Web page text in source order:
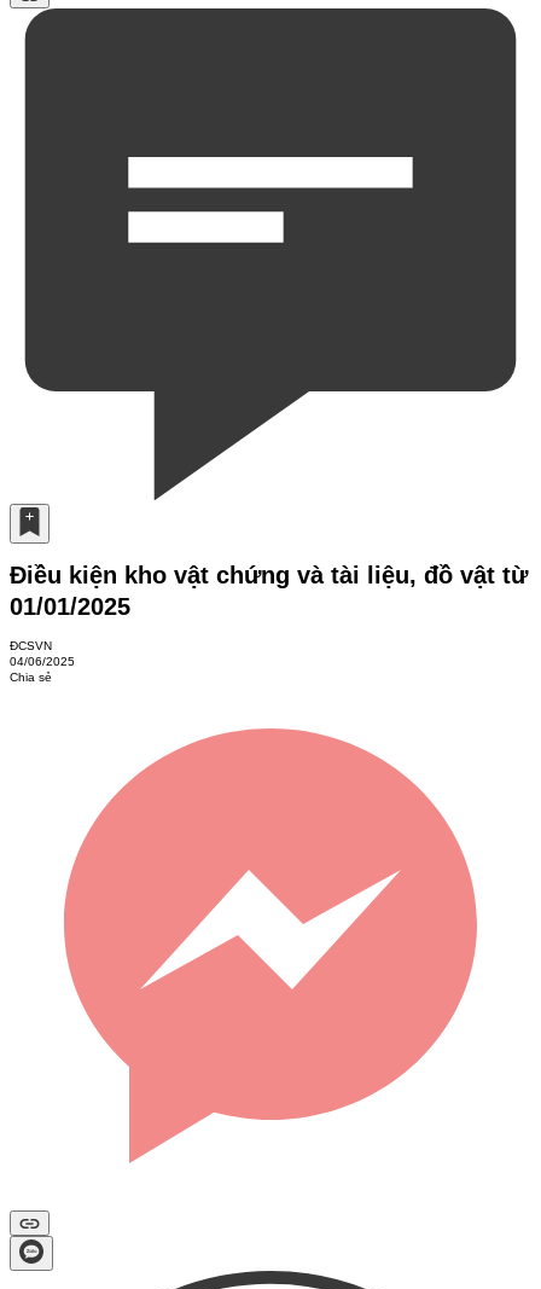
Điều kiện kho vật chứng và tài liệu, đồ vật từ
01/01/2025
ĐCSVN
04/06/2025
Chia sẻ